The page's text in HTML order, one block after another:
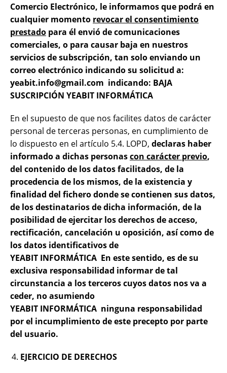
Comercio Electrónico, le informamos que podrá en
cualquier momento revocar el consentimiento
prestado para él envió de comunicaciones
comerciales, o para causar baja en nuestros
servicios de subscripción, tan solo enviando un
correo electrónico indicando su solicitud a:
yeabit.info@gmail.com indicando: BAJA
SUSCRIPCIÓN YEABIT INFORMÁTICA
En el supuesto de que nos facilites datos de carácter
personal de terceras personas, en cumplimiento de
lo dispuesto en el artículo 5.4. LOPD, declaras haber
informado a dichas personascon carácter previo,
del contenido de los datos facilitados, de la
procedencia de los mismos, de la existencia y
finalidad del fichero donde se contienen sus datos,
de los destinatarios de dicha información, de la
posibilidad de ejercitar los derechos de acceso,
rectificación, cancelación u oposición, así como de
los datos identificativos de
YEABIT INFORMÁTICA En este sentido, es de su
exclusiva responsabilidad informar de tal
circunstancia a los terceros cuyos datos nos va a
ceder, no asumiendo
YEABIT INFORMÁTICA ninguna responsabilidad
por el incumplimiento de este precepto por parte
del usuario.
EJERCICIO DE DERECHOS